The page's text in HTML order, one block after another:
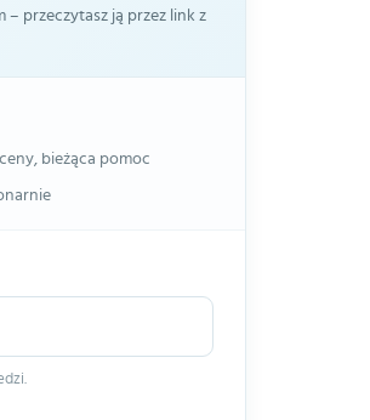
przeczytasz ją przez link z
bieżąca pomoc